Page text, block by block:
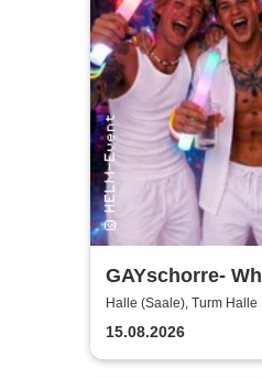
GAYschorre-
Turm in Halle
Halle (Saale), Turm Halle
15.08.2026